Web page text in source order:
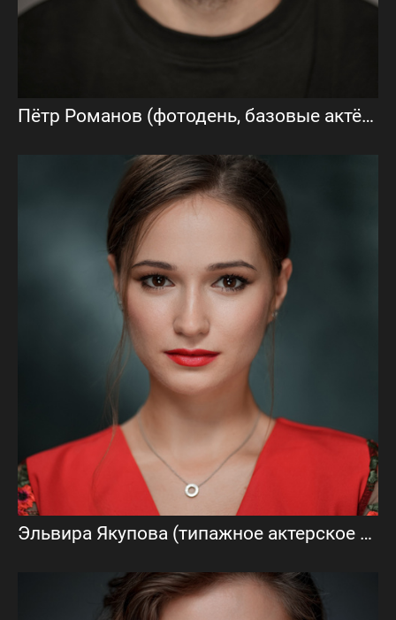
Пётр Романов (фотодень, базовые актёрские фото)
Эльвира Якупова (типажное актерское портфолио)